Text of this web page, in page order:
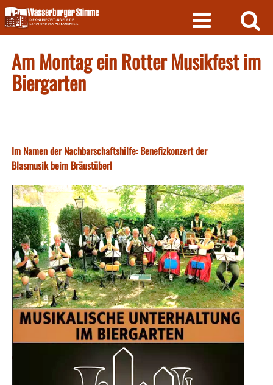
Skip
to
content
Am Montag ein Rotter Musikfest im
Biergarten
Im Namen der Nachbarschaftshilfe: Benefizkonzert der
Blasmusik beim Bräustüberl